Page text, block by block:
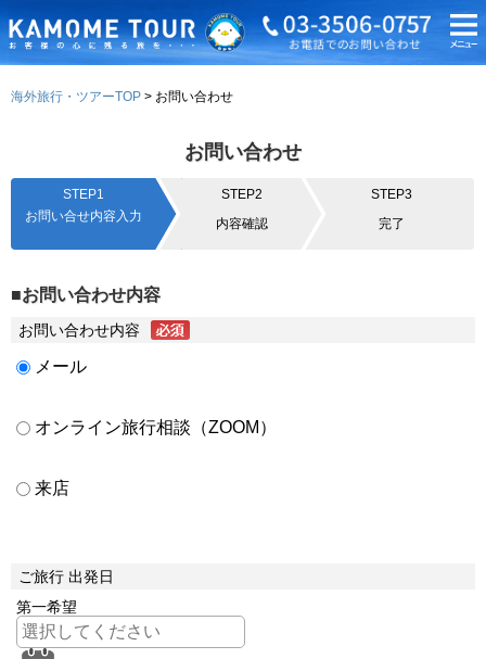
海外旅行・ツアーTOP お問い合わせ
お問い合わせ
STEP1
お問い合せ内容入力
STEP2
内容確認
STEP3
完了
■お問い合わせ内容
お問い合わせ内容
メール
オンライン旅行相談（ZOOM）
来店
ご旅行 出発日
第一希望